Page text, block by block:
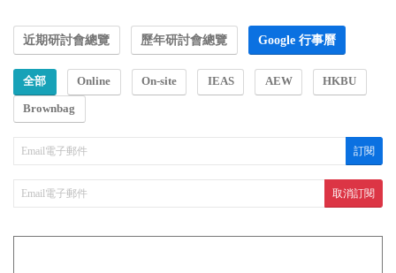
近期研討會總覽 歷年研討會總覽 Google 行事曆
全部 Online On-site IEAS AEW HKBU
Brownbag